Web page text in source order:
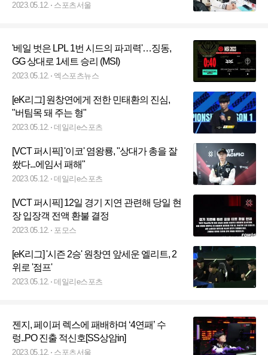
2023.05.12. 스포츠서울
'베일 벗은 LPL 1번 시드의 파괴력'…징동,
GG 상대로 1세트 승리 (MSI)
2023.05.12. 엑스포츠뉴스
[eK리그] 원창연에게 전한 민태환의 진심,
"버팀목 돼 주는 형"
2023.05.12. 데일리e스포츠
[VCT 퍼시픽] '이코' 염왕룡, "상대가 총을 잘
쐈다...에임서 패해"
2023.05.12. 데일리e스포츠
[VCT 퍼시픽] 12일 경기 지연 관련해 당일 현
장 입장객 전액 환불 결정
2023.05.12. 포모스
[eK리그] '시즌 2승' 원창연 앞세운 엘리트, 2
위로 '점프'
2023.05.12. 데일리e스포츠
젠지, 페이퍼 렉스에 패배하며 ‘4연패’ 수
렁..PO 진출 적신호[SS상암in]
2023.05.12. 스포츠서울